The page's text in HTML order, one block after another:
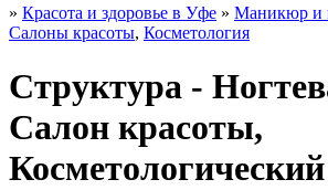
» Красота и здоровье в Уфе » Маникюр и
Салоны красоты, Косметология
Структура -
Салон красоты,